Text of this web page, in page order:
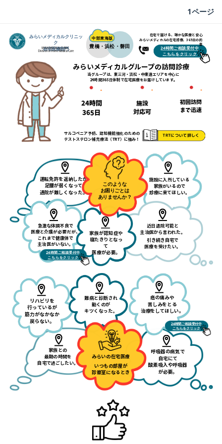
1ページ
みらいメディカルクリニッ
ク
在宅医療部門
MIRAI MEDICAL CLINIC
Division of Home Medical Care
みらいメディカルグループの訪問診療
24時間ご相談受付中
こちらをクリック
TRTについて詳しく
在宅で届ける、確かな医療と安心
みらいメディカルの在宅診療、365日の約
束
豊橋・浜松・磐田
24時間
365日
施設
対応可
初回訪問
まで迅速
当グループは、東三河・浜松・中東遠エリアを中心に
24時間365日体制で在宅医療をお届けしています。
サルコペニア予防、認知機能強化のための
テストステロン補充療法（TRT）に強み！
中部東海版
運転免許を返納したが
足腰が弱くなって
通院が難しくなった。
施設に入所している
家族がいるので
診療に来てほしい。
家族が認知症や
寝たきりとなっ
て
医療が必要。
近日退院可能と
主治医から言われた。
引き続き自宅で
医療を受けたい。
このような
お困りごとは
ありませんか？
急激な体調不良で
医療と介護が必要だが、
これまで健康体で
主治医がいない。
24時間ご相談受付中
こちらをクリック
家族との
最期の時間を
自宅で過ごしたい。
難病と診断され
動くのが
キツくなった。
呼吸器の病気で
自宅にて
酸素吸入や呼吸器
が必要。
リハビリを
行っているが
筋力がなかなか
戻らない。
癌の痛みや
苦しみをとる
治療をしてほしい。
みらいの在宅医療
いつもの部屋が
診察室になるとき
24時間ご相談受付中
こちらをクリック